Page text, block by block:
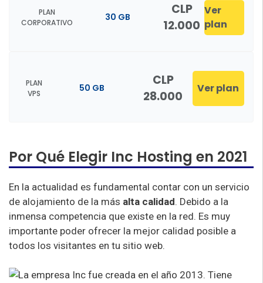
PLAN
CORPORATIVO
CLP
12.000
30 GB
Ver
plan
PLAN
VPS
CLP
28.000
50 GB Ver plan
Por Qué Elegir Inc Hosting en 2021
En la actualidad es fundamental contar con un servicio
de alojamiento de la más alta calidad. Debido a la
inmensa competencia que existe en la red. Es muy
importante poder ofrecer la mejor calidad posible a
todos los visitantes en tu sitio web.